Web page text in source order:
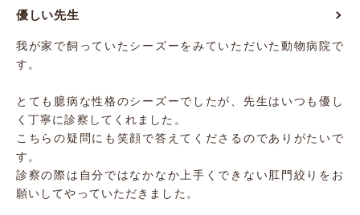
優しい先生
我が家で飼っていたシーズーをみていただいた動物病院で
す。
とても臆病な性格のシーズーでしたが、先生はいつも優し
く丁寧に診察してくれました。
こちらの疑問にも笑顔で答えてくださるのでありがたいで
す。
診察の際は自分ではなかなか上手くできない肛門絞りをお
願いしてやっていただきました。